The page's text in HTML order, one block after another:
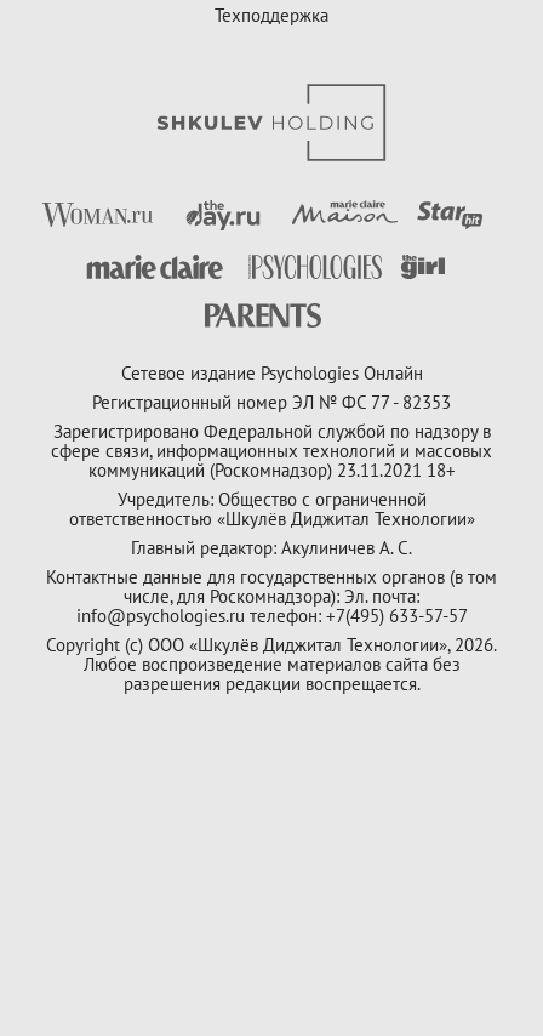
Техподдержка
Сетевое издание Psychologies Онлайн
Регистрационный номер ЭЛ № ФС 77 - 82353
Зарегистрировано Федеральной службой по надзору в
сфере связи, информационных технологий и массовых
коммуникаций (Роскомнадзор) 23.11.2021 18+
Учредитель: Общество с ограниченной
ответственностью «Шкулёв Диджитал Технологии»
Главный редактор: Акулиничев А. С.
Контактные данные для государственных органов (в том
числе, для Роскомнадзора): Эл. почта:
info@psychologies.ru телефон: +7(495) 633-57-57
Copyright (с) ООО «Шкулёв Диджитал Технологии», 2026.
Любое воспроизведение материалов сайта без
разрешения редакции воспрещается.